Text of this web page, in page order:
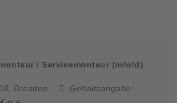
/ Servicemonteur (m/w/d)
Dresden
Gehaltsangabe: